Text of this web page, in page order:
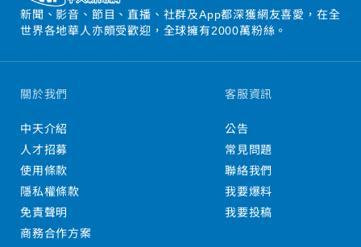
新聞、影音、節目、直播、社群及App都深獲網友喜愛，在全
世界各地華人亦頗受歡迎，全球擁有2000萬粉絲。
關於我們
中天介紹
人才招募
使用條款
隱私權條款
免責聲明
商務合作方案
客服資訊
公告
常見問題
聯絡我們
我要爆料
我要投稿